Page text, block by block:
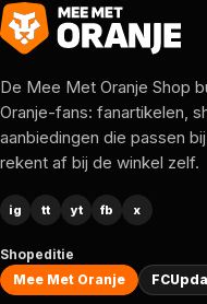
De Mee Met Oranje Shop
Oranje-fans: fanartikelen,
aanbiedingen die passen
rekent af bij de winkel zelf.
ig tt yt fb x
Shopeditie
Mee Met Oranje